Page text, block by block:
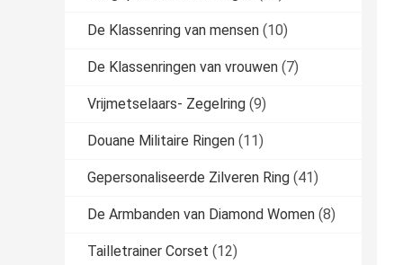
De Klassenring van mensen (10)
De Klassenringen van vrouwen (7)
Vrijmetselaars- Zegelring (9)
Douane Militaire Ringen (11)
Gepersonaliseerde Zilveren Ring (41)
De Armbanden van Diamond Women (8)
Tailletrainer Corset (12)